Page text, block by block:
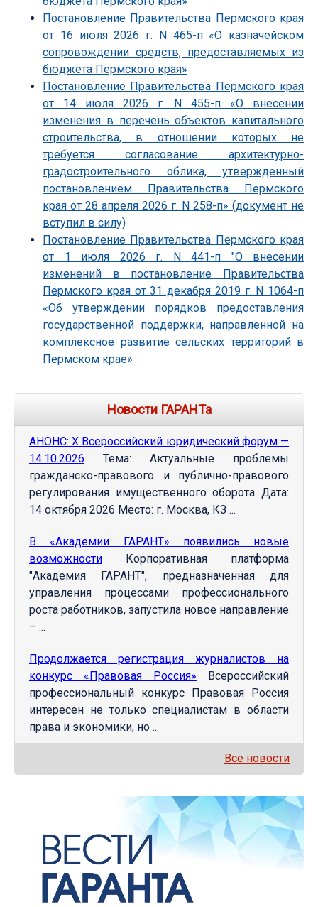
Постановление Правительства Пермского края
от 16 июля 2026 г. N 465-п «О казначейском
сопровождении средств, предоставляемых из
бюджета Пермского края»
Постановление Правительства Пермского края
от 14 июля 2026 г. N 455-п «О внесении
изменения в перечень объектов капитального
строительства, в отношении которых не
требуется согласование архитектурно-
градостроительного облика, утвержденный
постановлением Правительства Пермского
края от 28 апреля 2026 г. N 258-п» (документ не
вступил в силу)
Постановление Правительства Пермского края
от 1 июля 2026 г. N 441-п "О внесении
изменений в постановление Правительства
Пермского края от 31 декабря 2019 г. N 1064-п
«Об утверждении порядков предоставления
государственной поддержки, направленной на
комплексное развитие сельских территорий в
Пермском крае»
Новости ГАРАНТа
АНОНС: Х Всероссийский юридический форум —
14.10.2026 Тема: Актуальные проблемы
гражданско-правового и публично-правового
регулирования имущественного оборота Дата:
14 октября 2026 Место: г. Москва, КЗ ...
В «Академии ГАРАНТ» появились новые
возможности Корпоративная платформа
"Академия ГАРАНТ", предназначенная для
управления процессами профессионального
роста работников, запустила новое направление
– ...
Продолжается регистрация журналистов на
конкурс «Правовая Россия» Всероссийский
профессиональный конкурс Правовая Россия
интересен не только специалистам в области
права и экономики, но ...
Все новости